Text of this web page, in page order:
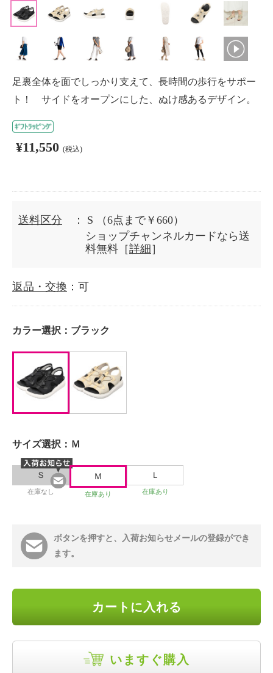
足裏全体を面でしっかり支えて、長時間の歩行をサポー
ト！ サイドをオープンにした、ぬけ感あるデザイン。
¥11,550 (税込)
送料区分 ： S
（6点まで￥660）
ショップチャンネルカードなら送
料無料［詳細 ］
返品・交換 ：可
カラー選択： ブラック
サイズ選択： Ｍ
Ｓ
在庫なし
Ｍ
在庫あり
Ｌ
在庫あり
ボタンを押すと、入荷お知らせメールの登録ができ
ます。
カートに入れる
いますぐ購入